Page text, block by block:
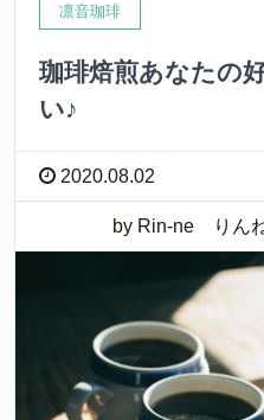
凛音珈琲
珈琲焙煎あなたの
い♪
2020.08.02
by Rin-ne りん